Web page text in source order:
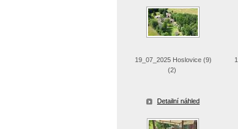
19_07_2025 Hoslovice (9)
(2)
Detailní náhled